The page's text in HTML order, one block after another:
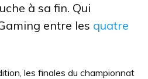
à sa fin. Qui
entre les quatre
les finales du championnat